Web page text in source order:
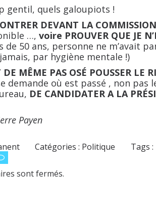
gentil, quels galoupiots !
DEVANT LA
…, voire PROUVER QUE JE
de 50 ans, personne ne m’avait
par hygiène mentale !)
MÊME PAS OSÉ POUSSER LE
demande où est passé , non pas
DE CANDIDATER A LA
Payen
Catégories : Politique Tags :
sont fermés.